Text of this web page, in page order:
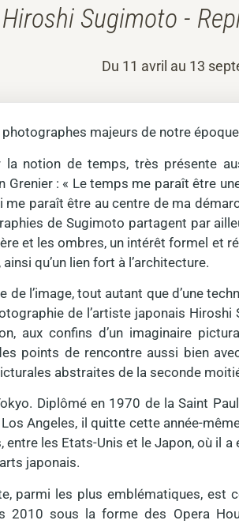
Hiroshi Sugimoto -
Du 11 avril au 13
photographes majeurs de notre
la notion de temps, très présente
Grenier : « Le temps me paraît être
me paraît être au centre de ma
de Sugimoto partagent par
et les ombres, un intérêt formel et
qu’un lien fort à l’architecture.
de l’image, tout autant que d’une
de l’artiste japonais
aux confins d’un imaginaire
points de rencontre aussi bien
abstraites de la seconde
Diplômé en 1970 de la Saint
Angeles, il quitte cette année-
les Etats-Unis et le Japon, où il a
japonais.
parmi les plus emblématiques, est
2010 sous la forme des Opera